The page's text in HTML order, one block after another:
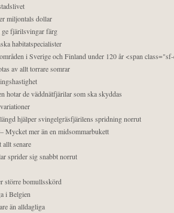
miljontals dollar
ge fjärilsvingar färg
habitatspecialister
i Sverige och Finland under 120 år <span
av allt torrare somrar
hotar de väddnätfjärilar som ska skyddas
hjälper svingelgräsfjärilens spridning norrut
Mycket mer än en midsommarbukett
senare
sprider sig snabbt norrut
större bomullsskörd
i Belgien
än alldagliga